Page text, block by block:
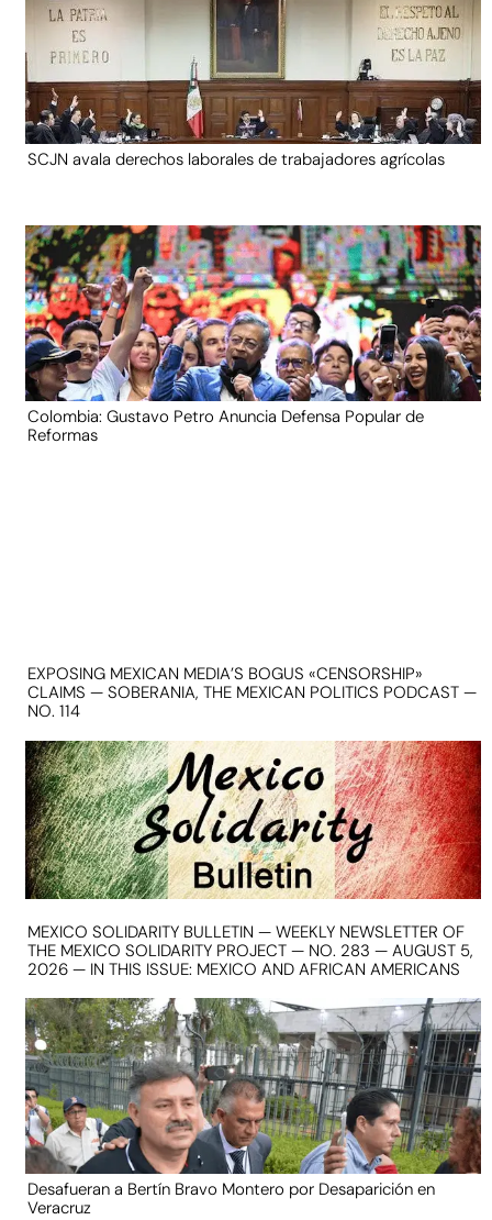
SCJN avala derechos laborales de trabajadores agrícolas
Colombia: Gustavo Petro Anuncia Defensa Popular de
Reformas
EXPOSING MEXICAN MEDIA’S BOGUS «CENSORSHIP»
CLAIMS — SOBERANIA, THE MEXICAN POLITICS PODCAST —
NO. 114
MEXICO SOLIDARITY BULLETIN — WEEKLY NEWSLETTER OF
THE MEXICO SOLIDARITY PROJECT — NO. 283 — AUGUST 5,
2026 — IN THIS ISSUE: MEXICO AND AFRICAN AMERICANS
Desafueran a Bertín Bravo Montero por Desaparición en
Veracruz